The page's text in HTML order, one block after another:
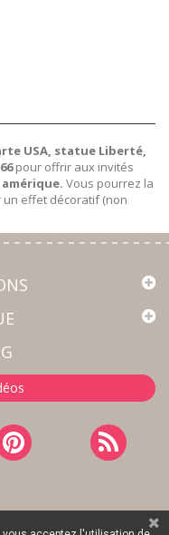
USA, statue Liberté,
pour offrir aux invités
Vous pourrez la
effet décoratif (non